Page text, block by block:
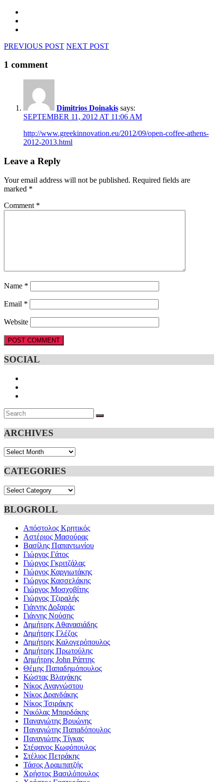
PREVIOUS POST NEXT POST
1 comment
Dimitrios Doinakis says:
SEPTEMBER 11, 2012 AT 11:06 AM
http://www.greekinnovation.eu/2012/09/open-coffee-athens-
2012-2013.html
Leave a Reply
Your email address will not be published. Required fields are
marked *
Comment *
Name *
Email *
Website
SOCIAL
Search
for:
SEARCH
ARCHIVES
Archives
CATEGORIES
Categories
BLOGROLL
Απόστολος Κρητικός
Αστέριος Μασούρας
Βασίλης Παπαντωνίου
Γιώργος Γάτος
Γιώργος Γκριτζάλας
Γιώργος Καργιωτάκης
Γιώργος Κασσελάκης
Γιώργος Μοσχοβίτης
Γιώργος Τζιραλής
Γιάννης Δοξαράς
Γιάννης Νούσης
Δημήτρης Αθανασιάδης
Δημήτρης Γλέζος
Δημήτρης Καλογερόπουλος
Δημήτρης Πρωτούλης
Δημήτρης John Ράπτης
Θέμης Παπαδημόπουλος
Κώστας Βλαχάκης
Νίκος Αναγνώστου
Νίκος Δρανδάκης
Νίκος Τσιράκης
Νικόλας Μπαρδάκης
Παναγιώτης Βρυώνης
Παναγιώτης Παπαδόπουλος
Παναγιώτης Τίγκας
Στέφανος Κωφόπουλος
Στέλιος Πετράκης
Τάσος Αραμπατζής
Χρήστος Βασιλόπουλος